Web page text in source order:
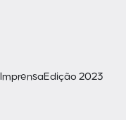
ImprensaEdição 2023